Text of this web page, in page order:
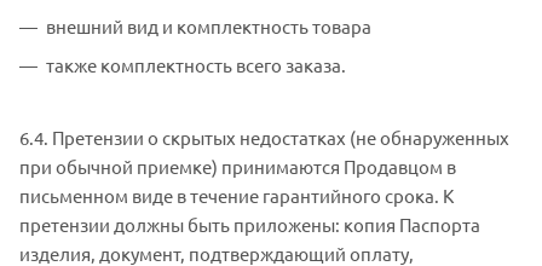
внешний вид и комплектность товара
также комплектность всего заказа.
6.4. Претензии о скрытых недостатках (не обнаруженных
при обычной приемке) принимаются Продавцом в
письменном виде в течение гарантийного срока. К
претензии должны быть приложены: копия Паспорта
изделия, документ, подтверждающий оплату,